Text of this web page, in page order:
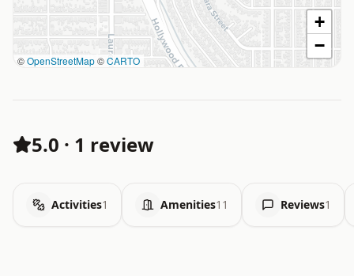
©OpenStreetMap©CARTO
+
−
5.0 · 1 review
Activities1 Amenities11 Reviews1